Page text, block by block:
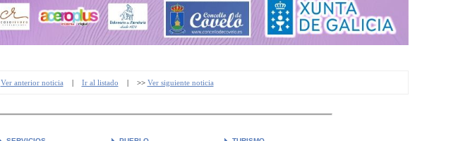
Ver anterior noticia | Ir al listado | >> Ver siguiente noticia